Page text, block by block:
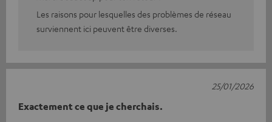
Les raisons pour lesquelles des problèmes de réseau
surviennent ici peuvent être diverses.
Exactement ce que je cherchais.
25/01/2026